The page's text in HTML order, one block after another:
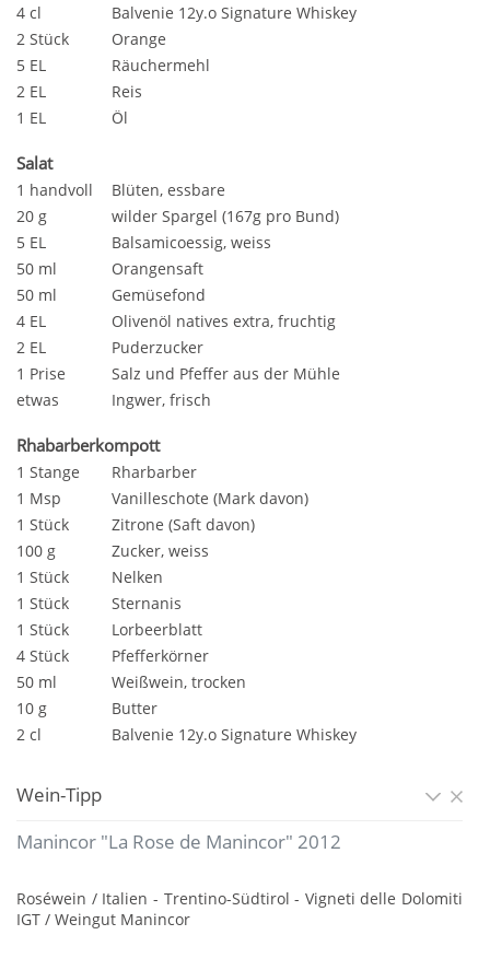
4 cl
Balvenie 12y.o Signature Whiskey
2 Stück
Orange
5 EL
Räuchermehl
2 EL
Reis
1 EL
Öl
Salat
1 handvoll
Blüten, essbare
20 g
wilder Spargel (167g pro Bund)
5 EL
Balsamicoessig, weiss
50 ml
Orangensaft
50 ml
Gemüsefond
4 EL
Olivenöl natives extra, fruchtig
2 EL
Puderzucker
1 Prise
Salz und Pfeffer aus der Mühle
etwas
Ingwer, frisch
Rhabarberkompott
1 Stange
Rharbarber
1 Msp
Vanilleschote (Mark davon)
1 Stück
Zitrone (Saft davon)
100 g
Zucker, weiss
1 Stück
Nelken
1 Stück
Sternanis
1 Stück
Lorbeerblatt
4 Stück
Pfefferkörner
50 ml
Weißwein, trocken
10 g
Butter
2 cl
Balvenie 12y.o Signature Whiskey
Wein-Tipp
Manincor "La Rose de Manincor" 2012
Roséwein / Italien - Trentino-Südtirol - Vigneti delle Dolomiti
IGT / Weingut Manincor